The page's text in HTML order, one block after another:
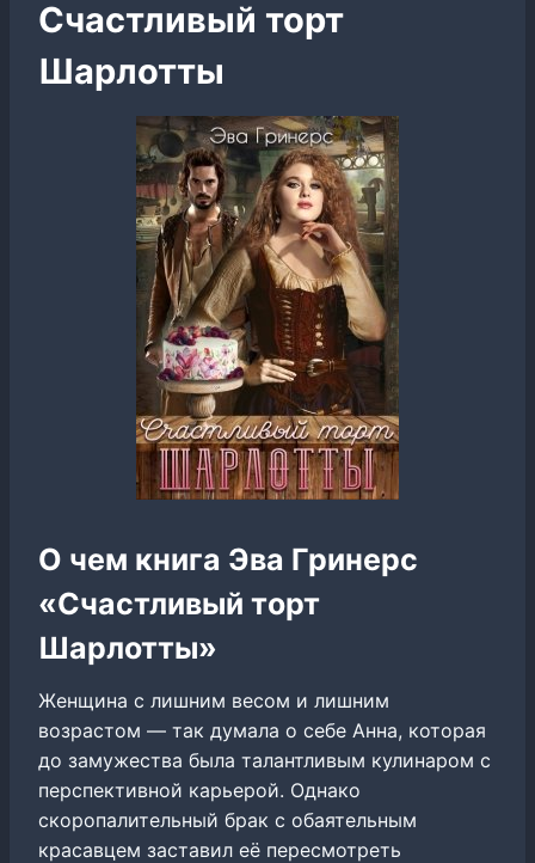
Счастливый торт
Шарлотты
О чем книга Эва Гринерс
«Счастливый торт
Шарлотты»
Женщина с лишним весом и лишним
возрастом — так думала о себе Анна, которая
до замужества была талантливым кулинаром с
перспективной карьерой. Однако
скоропалительный брак с обаятельным
красавцем заставил её пересмотреть